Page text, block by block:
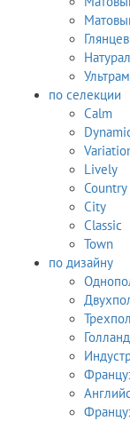
по селекции
Calm
Lively
Country
City
Classic
Town
по дизайну